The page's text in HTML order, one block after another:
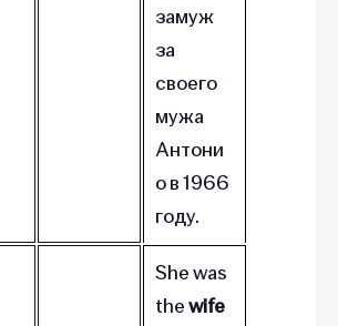
замуж
за
своего
мужа
Антони
о в 1966
году.
She was
thewife